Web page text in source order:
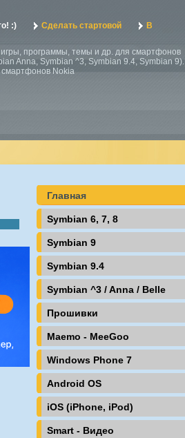
:) Сделать стартовой
В
игры, программы, темы и др. для смартфонов
Anna, Symbian ^3, Symbian 9.4, Symbian 9).
Nokia
Главная
Symbian 6, 7, 8
Symbian 9
Symbian 9.4
Symbian ^3 / Anna / Belle
Прошивки
Maemo - MeeGoo
Windows Phone 7
Android OS
iOS (iPhone, iPod)
Smart - Видео